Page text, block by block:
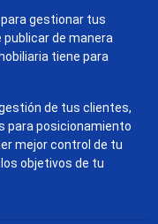
gestionar tus
de manera
tiene para
de tus clientes,
para posicionamiento
mejor control de tu
objetivos de tu